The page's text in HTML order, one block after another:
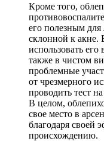
Кроме того,
его полезным
склонной к акне.
использовать его
также в чистом
проблемные
от чрезмерного
проводить тест
В целом,
свое место в
благодаря своей
происхождению.